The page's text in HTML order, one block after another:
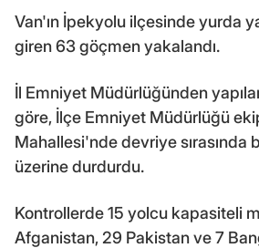
Van'ın İpekyolu ilçesinde yurda
giren 63 göçmen yakalandı.
İl Emniyet Müdürlüğünden
göre, İlçe Emniyet Müdürlüğü
Mahallesi'nde devriye sırasında
üzerine durdurdu.
Kontrollerde 15 yolcu kapasiteli
Afganistan, 29 Pakistan ve 7